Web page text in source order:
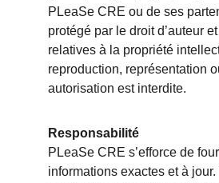
PLeaSe CRE ou de ses
protégé par le droit d’auteur
relatives à la propriété
reproduction, représentation
autorisation est interdite.
Responsabilité
PLeaSe CRE s’efforce de
informations exactes et à jour.